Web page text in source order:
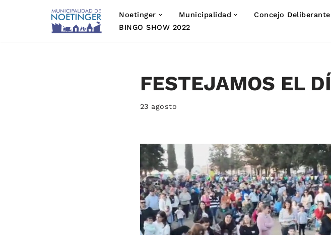
Noetinger Municipalidad Concejo Deliberante
BINGO SHOW 2022
FESTEJAMOS EL
23 agosto